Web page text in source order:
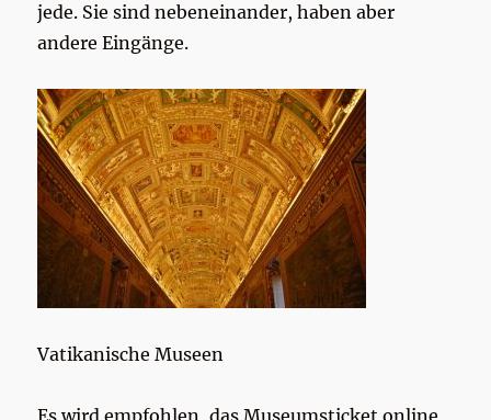
jede. Sie sind nebeneinander, haben aber
andere Eingänge.
Vatikanische Museen